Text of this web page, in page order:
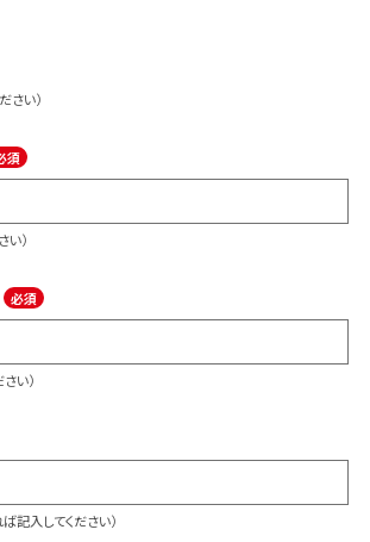
さい）
い）
い）
記入してください）